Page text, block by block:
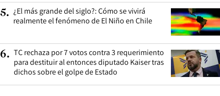
5. ¿El más grande del siglo?: Cómo se vivirá
realmente el fenómeno de El Niño en Chile
6. TC rechaza por 7 votos contra 3 requerimiento
para destituir al entonces diputado Kaiser tras
dichos sobre el golpe de Estado